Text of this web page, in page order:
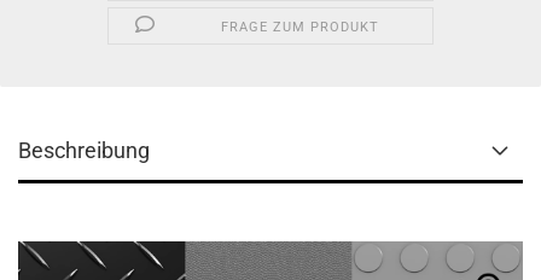
FRAGE ZUM PRODUKT
Beschreibung